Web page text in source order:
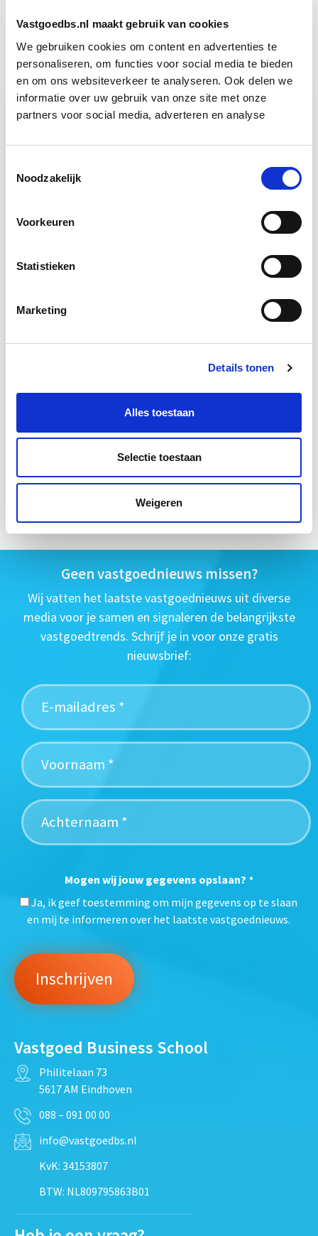
Vastgoedbs.nl maakt gebruik van cookies
We gebruiken cookies om content en advertenties te
personaliseren, om functies voor social media te bieden
en om ons websiteverkeer te analyseren. Ook delen we
informatie over uw gebruik van onze site met onze
partners voor social media, adverteren en analyse
Noodzakelijk
Voorkeuren
Statistieken
Marketing
Details tonen
Alles toestaan
Selectie toestaan
Weigeren
Brandveiligheid
Gebouwbeheer
Start Direct
Integraal Vastgoedadviseur
bestemd voor vaktechnische deskundigen die de
opstellen op basis van de RVB BOEI-methodiek.
Eerstvolgende startdatum
Meer informatie
Geen vastgoednieuws missen?
Wij vatten het laatste vastgoednieuws uit diverse
media voor je samen en signaleren de belangrijkste
vastgoedtrends. Schrijf je in voor onze gratis
nieuwsbrief:
Mogen wij jouw gegevens opslaan? *
Ja, ik geef toestemming om mijn gegevens op te slaan
en mij te informeren over het laatste vastgoednieuws.
Vastgoed Business School
Philitelaan 73
5617 AM Eindhoven
088 – 091 00 00
info@vastgoedbs.nl
KvK: 34153807
BTW: NL809795863B01